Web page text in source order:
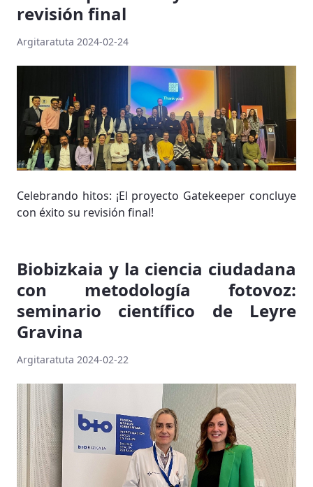
revisión final
Argitaratuta 2024-02-24
Celebrando hitos: ¡El proyecto Gatekeeper concluye
con éxito su revisión final!
Biobizkaia y la ciencia ciudadana
con metodología fotovoz:
seminario científico de Leyre
Gravina
Argitaratuta 2024-02-22